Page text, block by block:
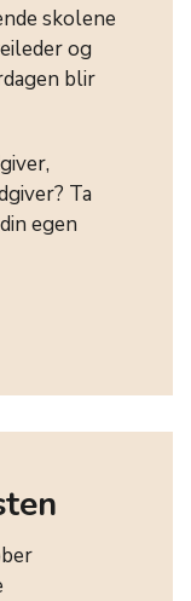
skolene
og
blir
Ta
egen